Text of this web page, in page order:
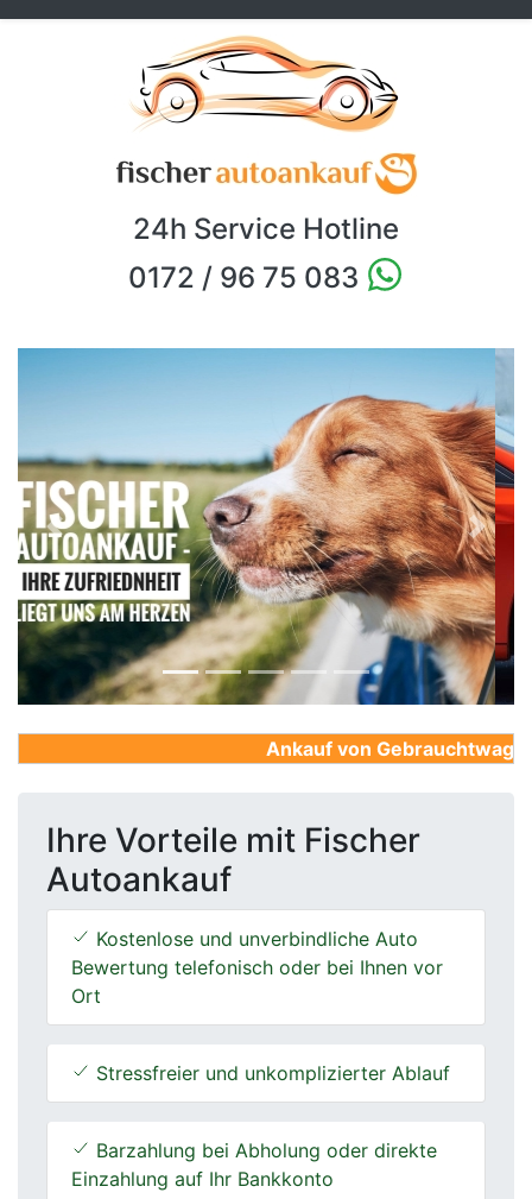
24h Service Hotline
0172 / 96 75 083
Previous Next
Ankauf von
Ihre Vorteile mit Fischer
Autoankauf
Kostenlose und unverbindliche Auto
Bewertung telefonisch oder bei Ihnen vor
Ort
Stressfreier und unkomplizierter Ablauf
Barzahlung bei Abholung oder direkte
Einzahlung auf Ihr Bankkonto